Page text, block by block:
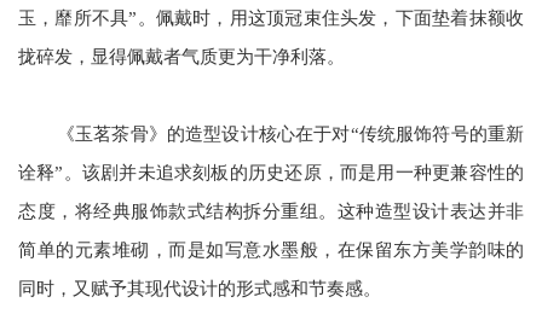
玉，靡所不具”。佩戴时，用这顶冠束住头发，下面垫着抹额收
拢碎发，显得佩戴者气质更为干净利落。
《玉茗茶骨》的造型设计核心在于对“传统服饰符号的重新
诠释”。该剧并未追求刻板的历史还原，而是用一种更兼容性的
态度，将经典服饰款式结构拆分重组。这种造型设计表达并非
简单的元素堆砌，而是如写意水墨般，在保留东方美学韵味的
同时，又赋予其现代设计的形式感和节奏感。